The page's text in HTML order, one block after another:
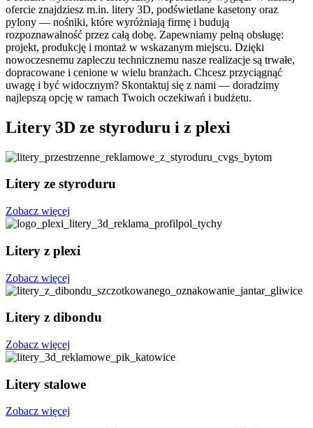
ofercie znajdziesz m.in. litery 3D, podświetlane kasetony oraz
pylony — nośniki, które wyróżniają firmę i budują
rozpoznawalność przez całą dobę. Zapewniamy pełną obsługę:
projekt, produkcję i montaż w wskazanym miejscu. Dzięki
nowoczesnemu zapleczu technicznemu nasze realizacje są trwałe,
dopracowane i cenione w wielu branżach. Chcesz przyciągnąć
uwagę i być widocznym? Skontaktuj się z nami — doradzimy
najlepszą opcję w ramach Twoich oczekiwań i budżetu.
Litery 3D ze styroduru i z plexi
Litery ze styroduru
Zobacz więcej
Litery z plexi
Zobacz więcej
Litery z dibondu
Zobacz więcej
Litery stalowe
Zobacz więcej